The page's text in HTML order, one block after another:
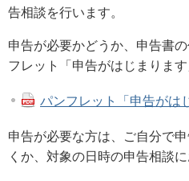
告相談を行います。
申告が必要かどうか、申告書
フレット「申告がはじまりま
パンフレット「申告がは
申告が必要な方は、ご自分で
くか、対象の日時の申告相談に